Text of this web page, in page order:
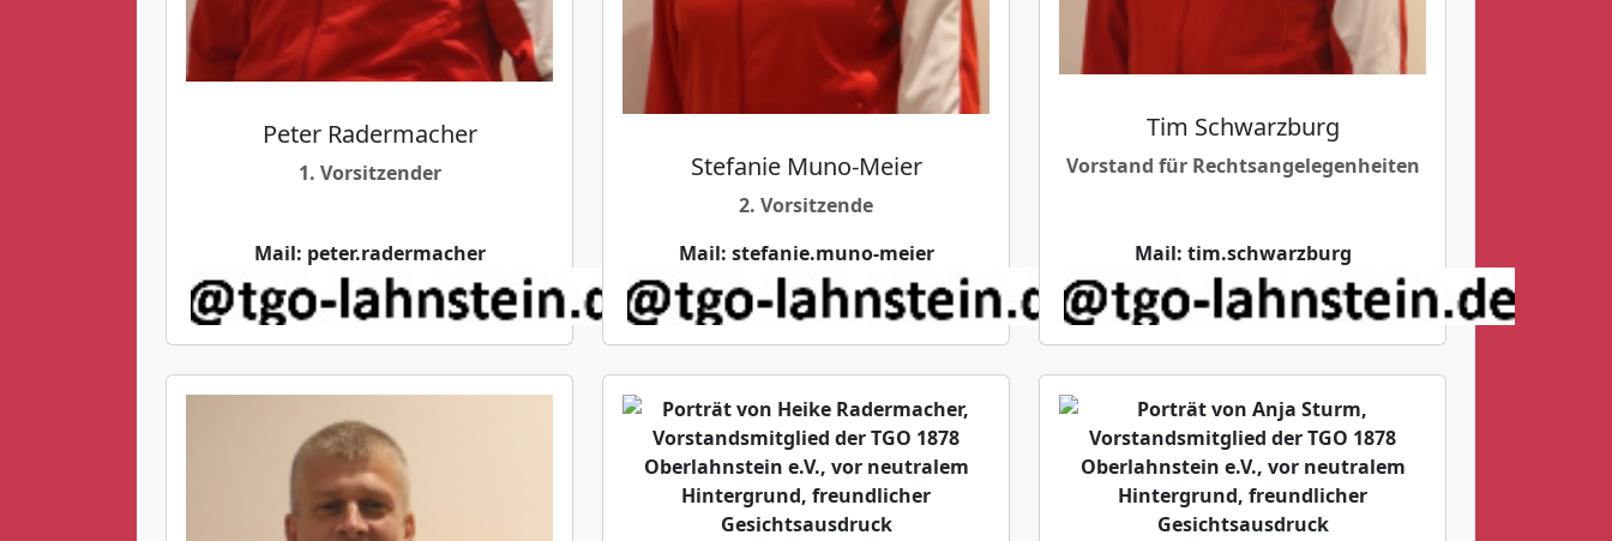
Peter Radermacher
1. Vorsitzender
Mail: peter.radermacher
Stefanie Muno-Meier
2. Vorsitzende
Mail: stefanie.muno-meier
Tim Schwarzburg
Vorstand für Rechtsangelegenheiten
Mail: tim.schwarzburg